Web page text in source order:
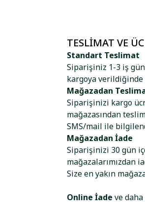
TESLIMAT VE
Standart Teslimat
Siparişiniz 1-3 iş
kargoya
Mağazadan
Siparişinizi kargo
mağazasından
SMS/mail ile
Mağazadan İade
Siparişinizi 30 gün
mağazalarımızdan
Size en yakın
Online İade ve